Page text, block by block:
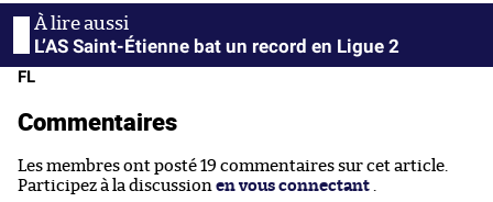
L’AS Saint-Étienne bat un record en Ligue 2
FL
Commentaires
Les membres ont posté 19 commentaires sur cet article.
Participez à la discussion en vous connectant